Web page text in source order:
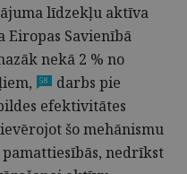
līdzekļu aktīva
Eiropas Savienībā
nekā 2 % no
58
darbs pie
efektivitātes
šo mehānismu
nedrīkst